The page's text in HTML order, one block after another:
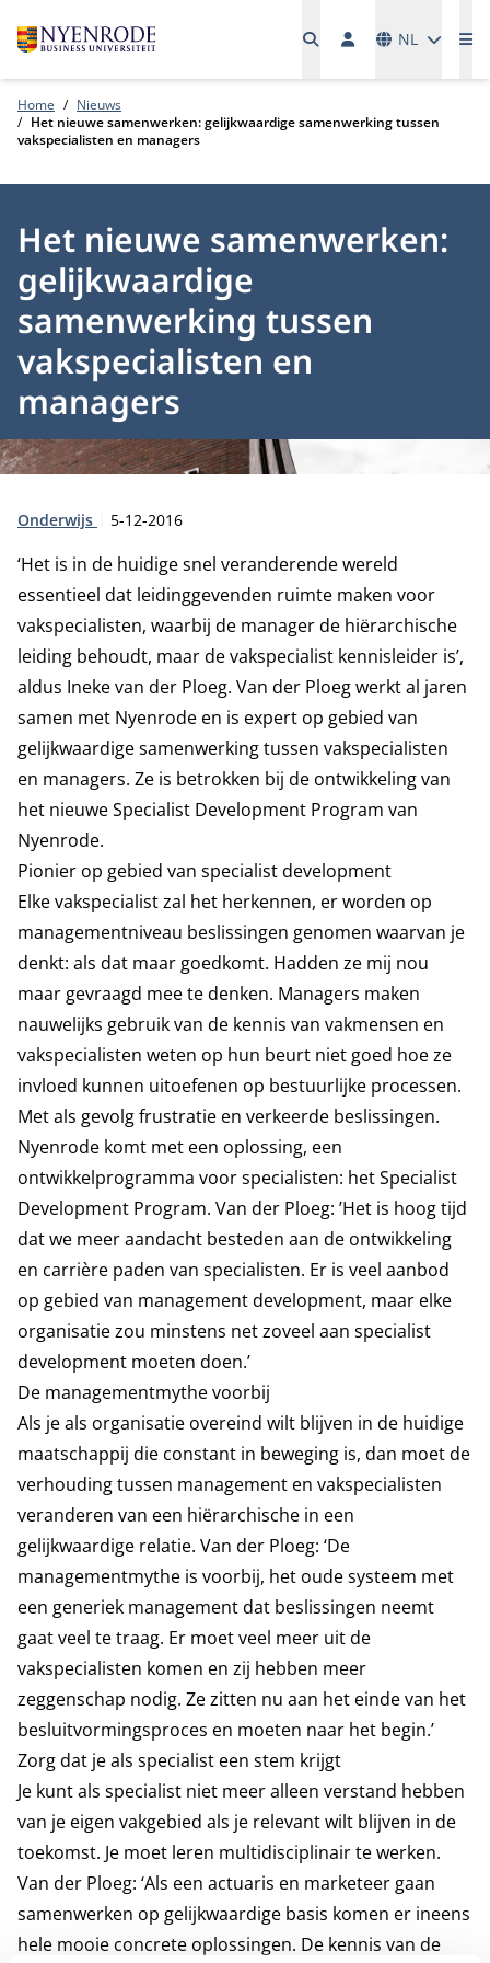
NL
Home
Nieuws
Het nieuwe samenwerken: gelijkwaardige samenwerking tussen
vakspecialisten en managers
Het nieuwe samenwerken:
gelijkwaardige
samenwerking tussen
vakspecialisten en
managers
Type:
Onderwijs Publicatiedatum:
5-12-2016
‘Het is in de huidige snel veranderende wereld
essentieel dat leidinggevenden ruimte maken voor
vakspecialisten, waarbij de manager de hiërarchische
leiding behoudt, maar de vakspecialist kennisleider is’,
aldus Ineke van der Ploeg. Van der Ploeg werkt al jaren
samen met Nyenrode en is expert op gebied van
gelijkwaardige samenwerking tussen vakspecialisten
en managers. Ze is betrokken bij de ontwikkeling van
het nieuwe Specialist Development Program van
Nyenrode.
Pionier op gebied van specialist development
Elke vakspecialist zal het herkennen, er worden op
managementniveau beslissingen genomen waarvan je
denkt: als dat maar goedkomt. Hadden ze mij nou
maar gevraagd mee te denken. Managers maken
nauwelijks gebruik van de kennis van vakmensen en
vakspecialisten weten op hun beurt niet goed hoe ze
invloed kunnen uitoefenen op bestuurlijke processen.
Met als gevolg frustratie en verkeerde beslissingen.
Nyenrode komt met een oplossing, een
ontwikkelprogramma voor specialisten: het Specialist
Development Program. Van der Ploeg: ’Het is hoog tijd
dat we meer aandacht besteden aan de ontwikkeling
en carrière paden van specialisten. Er is veel aanbod
op gebied van management development, maar elke
organisatie zou minstens net zoveel aan specialist
development moeten doen.’
De managementmythe voorbij
Als je als organisatie overeind wilt blijven in de huidige
maatschappij die constant in beweging is, dan moet de
verhouding tussen management en vakspecialisten
veranderen van een hiërarchische in een
gelijkwaardige relatie. Van der Ploeg: ‘De
managementmythe is voorbij, het oude systeem met
een generiek management dat beslissingen neemt
gaat veel te traag. Er moet veel meer uit de
vakspecialisten komen en zij hebben meer
zeggenschap nodig. Ze zitten nu aan het einde van het
besluitvormingsproces en moeten naar het begin.’
Zorg dat je als specialist een stem krijgt
Je kunt als specialist niet meer alleen verstand hebben
van je eigen vakgebied als je relevant wilt blijven in de
toekomst. Je moet leren multidisciplinair te werken.
Van der Ploeg: ‘Als een actuaris en marketeer gaan
samenwerken op gelijkwaardige basis komen er ineens
hele mooie concrete oplossingen. De kennis van de